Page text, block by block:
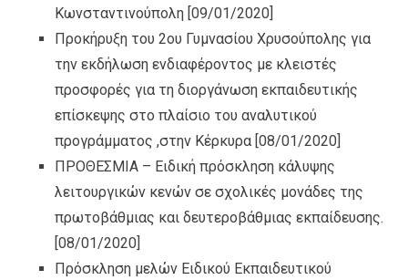
Κωνσταντινούπολη [09/01/2020]
Προκήρυξη του 2ου Γυμνασίου Χρυσούπολης για
την εκδήλωση ενδιαφέροντος με κλειστές
προσφορές για τη διοργάνωση εκπαιδευτικής
επίσκεψης στο πλαίσιο του αναλυτικού
προγράμματος ,στην Κέρκυρα [08/01/2020]
ΠΡΟΘΕΣΜΙΑ – Ειδική πρόσκληση κάλυψης
λειτουργικών κενών σε σχολικές μονάδες της
πρωτοβάθμιας και δευτεροβάθμιας εκπαίδευσης.
[08/01/2020]
Πρόσκληση μελών Ειδικού Εκπαιδευτικού